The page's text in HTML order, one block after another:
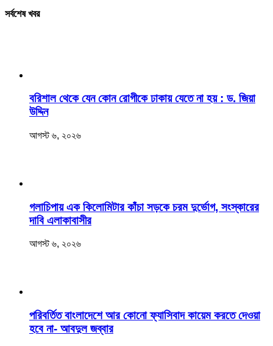
সর্বশেষ খবর
বরিশাল থেকে যেন কোন রোগীকে ঢাকায় যেতে না হয় : ড. জিয়া
উদ্দিন
আগস্ট ৬, ২০২৬
‎গলাচিপায় এক কিলোমিটার কাঁচা সড়কে চরম দুর্ভোগ, সংস্কারের
দাবি এলাকাবাসীর
আগস্ট ৬, ২০২৬
পরিবর্তিত বাংলাদেশে আর কোনো ফ্যাসিবাদ কায়েম করতে দেওয়া
হবে না- আবদুল জব্বার